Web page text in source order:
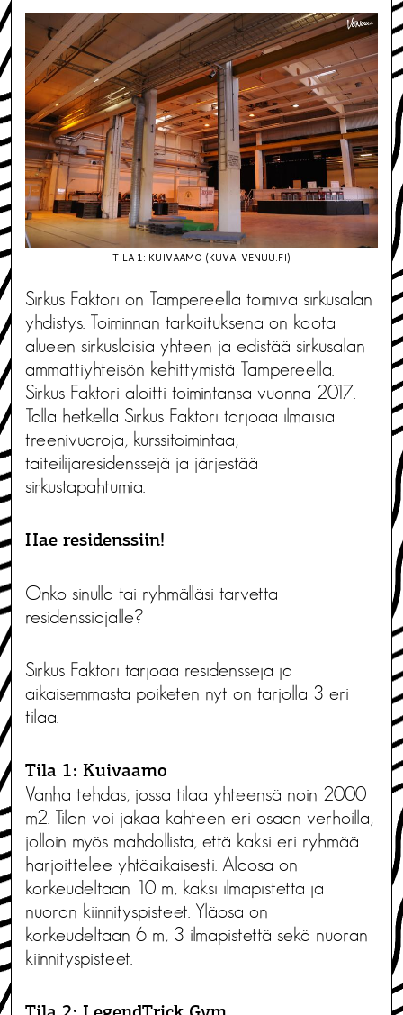
TILA 1: KUIVAAMO (KUVA: VENUU.FI)
Sirkus Faktori on Tampereella toimiva sirkusalan
yhdistys. Toiminnan tarkoituksena on koota
alueen sirkuslaisia yhteen ja edistää sirkusalan
ammattiyhteisön kehittymistä Tampereella.
Sirkus Faktori aloitti toimintansa vuonna 2017.
Tällä hetkellä Sirkus Faktori tarjoaa ilmaisia
treenivuoroja, kurssitoimintaa,
taiteilijaresidenssejä ja järjestää
sirkustapahtumia.
Hae residenssiin!
Onko sinulla tai ryhmälläsi tarvetta
residenssiajalle?
Sirkus Faktori tarjoaa residenssejä ja
aikaisemmasta poiketen nyt on tarjolla 3 eri
tilaa.
Tila 1: Kuivaamo
Vanha tehdas, jossa tilaa yhteensä noin 2000
m2. Tilan voi jakaa kahteen eri osaan verhoilla,
jolloin myös mahdollista, että kaksi eri ryhmää
harjoittelee yhtäaikaisesti. Alaosa on
korkeudeltaan 10 m, kaksi ilmapistettä ja
nuoran kiinnityspisteet. Yläosa on
korkeudeltaan 6 m, 3 ilmapistettä sekä nuoran
kiinnityspisteet.